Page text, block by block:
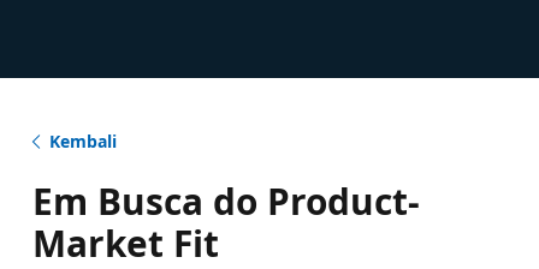
Kembali
Em Busca do Product-
Market Fit